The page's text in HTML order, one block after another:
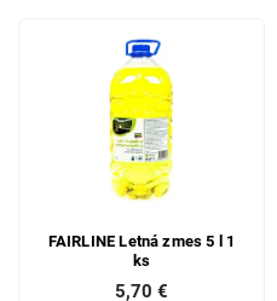
FAIRLINE Letná zmes 5 l 1
ks
5,70 €